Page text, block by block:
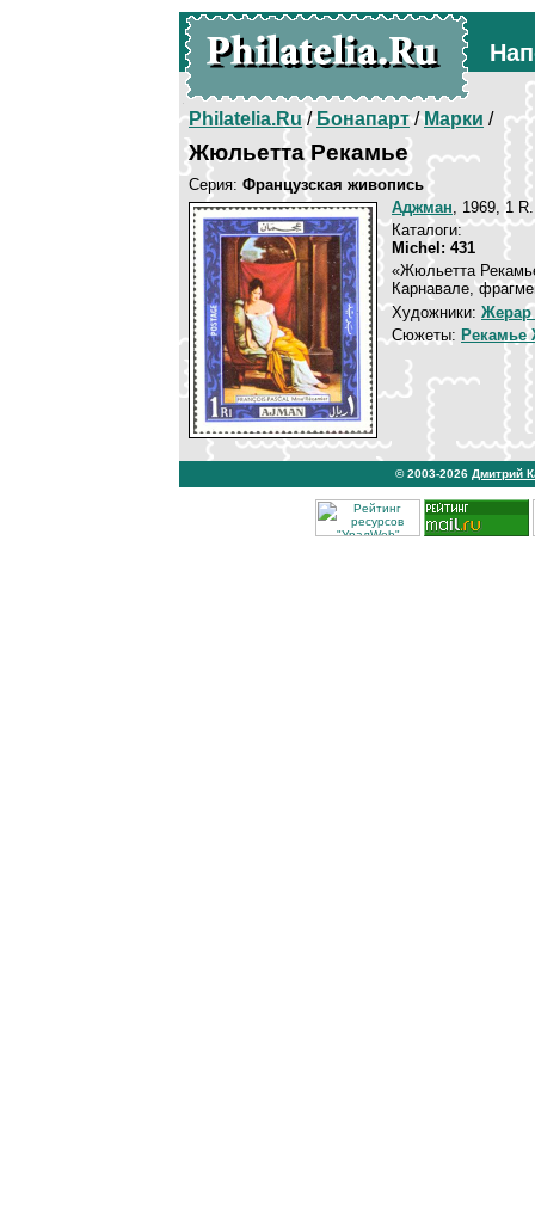
Philatelia.Ru/Бонапарт/Марки /
Жюльетта Рекамье
Серия: Французская живопись
Аджман, 1969, 1
Каталоги:
Michel: 431
«Жюльетта
Карнавале,
Художники: Жерар
Сюжеты: Рекамье
© 2003-2026 Дмитрий